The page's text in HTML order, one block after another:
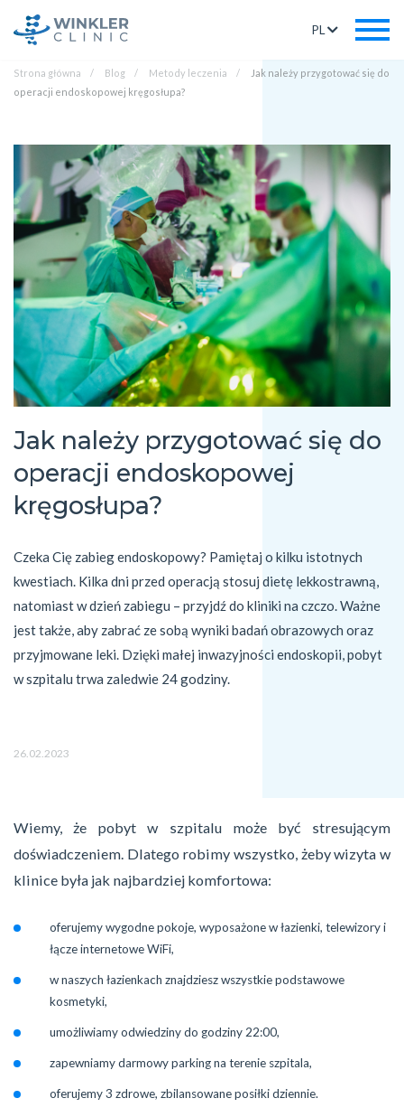
PL
Strona główna Blog Metody leczenia
Jak należy przygotować się do
operacji endoskopowej kręgosłupa?
Jak należy przygotować się do
operacji endoskopowej
kręgosłupa?
Czeka Cię zabieg endoskopowy? Pamiętaj o kilku istotnych
kwestiach. Kilka dni przed operacją stosuj dietę lekkostrawną,
natomiast w dzień zabiegu – przyjdź do kliniki na czczo. Ważne
jest także, aby zabrać ze sobą wyniki badań obrazowych oraz
przyjmowane leki. Dzięki małej inwazyjności endoskopii, pobyt
w szpitalu trwa zaledwie 24 godziny.
26.02.2023
Wiemy, że pobyt w szpitalu może być stresującym
doświadczeniem. Dlatego robimy wszystko, żeby wizyta w
klinice była jak najbardziej komfortowa:
oferujemy wygodne pokoje, wyposażone w łazienki, telewizory i
łącze internetowe WiFi,
w naszych łazienkach znajdziesz wszystkie podstawowe
kosmetyki,
umożliwiamy odwiedziny do godziny 22:00,
zapewniamy darmowy parking na terenie szpitala,
oferujemy 3 zdrowe, zbilansowane posiłki dziennie.